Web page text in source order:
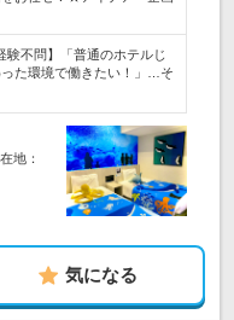
験不問】「普通のホテルじ
た環境で働きたい！」…そ
地：
気になる